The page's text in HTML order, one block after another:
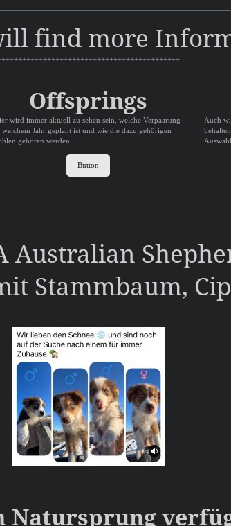
find more
Offsprings
wird immer aktuell zu sehen sein, welche Verpaarung
welchem Jahr geplant ist und wie die dazu gehörigen
geboren werden........
Button
Auch
Australian
Stammbaum,
Natursprung